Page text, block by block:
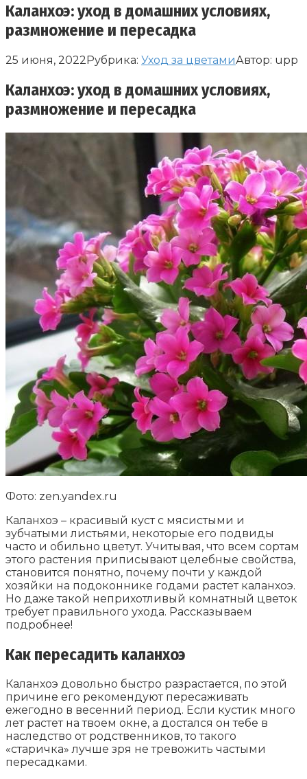
Каланхоэ: уход в домашних условиях,
размножение и пересадка
25 июня, 2022Рубрика: Уход за цветамиАвтор: upp
Каланхоэ: уход в домашних условиях,
размножение и пересадка
Фото: zen.yandex.ru
Каланхоэ – красивый куст с мясистыми и
зубчатыми листьями, некоторые его подвиды
часто и обильно цветут. Учитывая, что всем сортам
этого растения приписывают целебные свойства,
становится понятно, почему почти у каждой
хозяйки на подоконнике годами растет каланхоэ.
Но даже такой неприхотливый комнатный цветок
требует правильного ухода. Рассказываем
подробнее!
Как пересадить каланхоэ
Каланхоэ довольно быстро разрастается, по этой
причине его рекомендуют пересаживать
ежегодно в весенний период. Если кустик много
лет растет на твоем окне, а достался он тебе в
наследство от родственников, то такого
«старичка» лучше зря не тревожить частыми
пересадками.